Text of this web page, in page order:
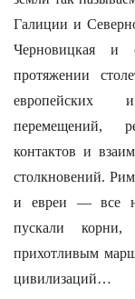
Галиции и
Черновицкая и
протяжении
европейских
перемещений,
контактов и
столкновений.
и евреи — все
пускали корни,
прихотливым
цивилизаций…